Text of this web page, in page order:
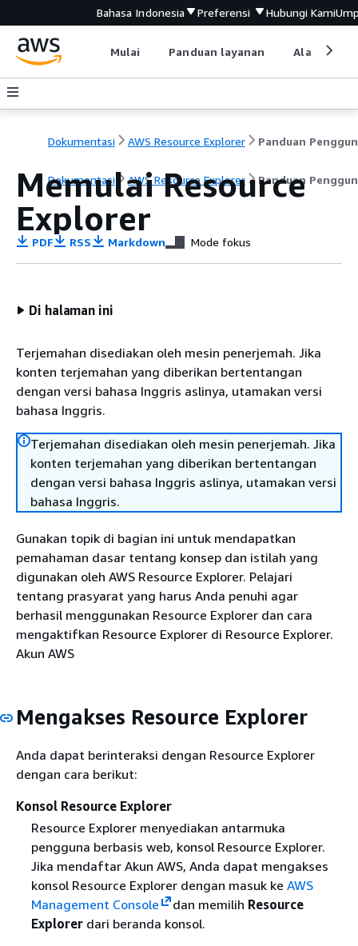
Bahasa Indonesia Preferensi Hubungi Kami
Mulai Panduan layanan Alat
Dokumentasi AWS Resource Explorer Panduan
Dokumentasi AWS Resource Explorer Panduan
Memulai Resource
Explorer
PDF RSS Markdown Mode fokus
Di halaman ini
Terjemahan disediakan oleh mesin penerjemah. Jika
konten terjemahan yang diberikan bertentangan
dengan versi bahasa Inggris aslinya, utamakan versi
bahasa Inggris.
Terjemahan disediakan oleh mesin penerjemah. Jika
konten terjemahan yang diberikan bertentangan
dengan versi bahasa Inggris aslinya, utamakan versi
bahasa Inggris.
Gunakan topik di bagian ini untuk mendapatkan
pemahaman dasar tentang konsep dan istilah yang
digunakan oleh AWS Resource Explorer. Pelajari
tentang prasyarat yang harus Anda penuhi agar
berhasil menggunakan Resource Explorer dan cara
mengaktifkan Resource Explorer di Resource Explorer.
Akun AWS
Mengakses Resource Explorer
Anda dapat berinteraksi dengan Resource Explorer
dengan cara berikut:
Konsol Resource Explorer
Resource Explorer menyediakan antarmuka
pengguna berbasis web, konsol Resource Explorer.
Jika mendaftar Akun AWS, Anda dapat mengakses
konsol Resource Explorer dengan masuk ke AWS
Management Console
dan memilih Resource
Explorerdari beranda konsol.